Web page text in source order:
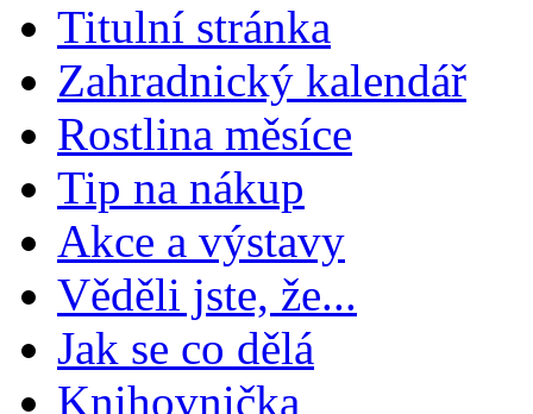
Titulní stránka
Zahradnický kalendář
Rostlina měsíce
Tip na nákup
Akce a výstavy
Věděli jste, že...
Jak se co dělá
Knihovnička